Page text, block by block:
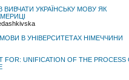
ВИВЧАТИ УКРАЇНСЬКУ МОВУ ЯК
В УНІВЕРСИТЕТАХ НІМЕЧЧИНИ
FOR: UNIFICATION OF THE